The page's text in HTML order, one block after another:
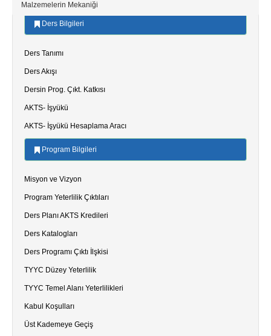
Malzemelerin Mekaniği
Ders Bilgileri
Ders Tanımı
Ders Akışı
Dersin Prog. Çıkt. Katkısı
AKTS- İşyükü
AKTS- İşyükü Hesaplama Aracı
Program Bilgileri
Misyon ve Vizyon
Program Yeterlilik Çıktıları
Ders Planı AKTS Kredileri
Ders Katalogları
Ders Programı Çıktı İlşkisi
TYYC Düzey Yeterlilik
TYYC Temel Alanı Yeterlilikleri
Kabul Koşulları
Üst Kademeye Geçiş